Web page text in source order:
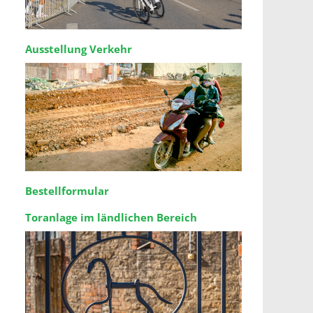
Ausstellung Verkehr
Bestellformular
Toranlage im ländlichen Bereich